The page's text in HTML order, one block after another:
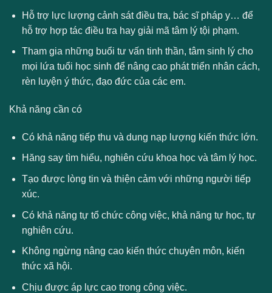
Hỗ trợ lực lượng cảnh sát điều tra, bác sĩ pháp y… để
hỗ trợ hợp tác điều tra hay giải mã tâm lý tội phạm.
Tham gia những buổi tư vấn tinh thần, tâm sinh lý cho
mọi lứa tuổi học sinh để nâng cao phát triển nhân cách,
rèn luyện ý thức, đạo đức của các em.
Khả năng cần có
Có khả năng tiếp thu và dung nạp lượng kiến thức lớn.
Hăng say tìm hiểu, nghiên cứu khoa học và tâm lý học.
Tạo được lòng tin và thiện cảm với những người tiếp
xúc.
Có khả năng tự tổ chức công việc, khả năng tự học, tự
nghiên cứu.
Không ngừng nâng cao kiến thức chuyên môn, kiến
thức xã hội.
Chịu được áp lực cao trong công việc.